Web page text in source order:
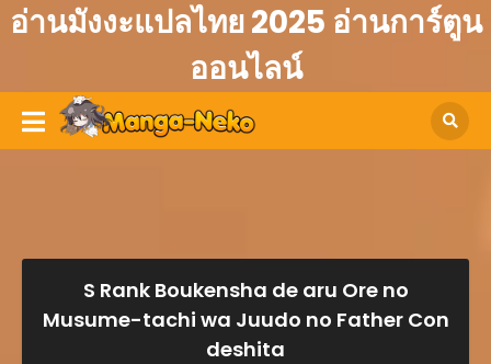
อ่านมังงะแปลไทย 2025 อ่านการ์ตูน
ออนไลน์
S Rank Boukensha de aru Ore no
Musume-tachi wa Juudo no Father Con
deshita